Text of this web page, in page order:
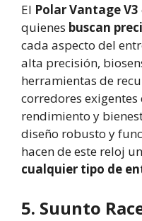
El Polar Vantage V3
quienes buscan
cada aspecto del
alta precisión,
herramientas de
corredores
rendimiento y
diseño robusto y
hacen de este reloj
cualquier tipo de
5. Suunto